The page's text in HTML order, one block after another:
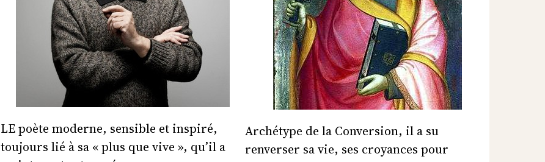
LE poète moderne, sensible et inspiré,
toujours lié à sa « plus que vive », qu’il a
Archétype de la Conversion, il a su
renverser sa vie, ses croyances pour